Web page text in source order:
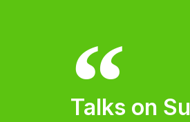
Talks on